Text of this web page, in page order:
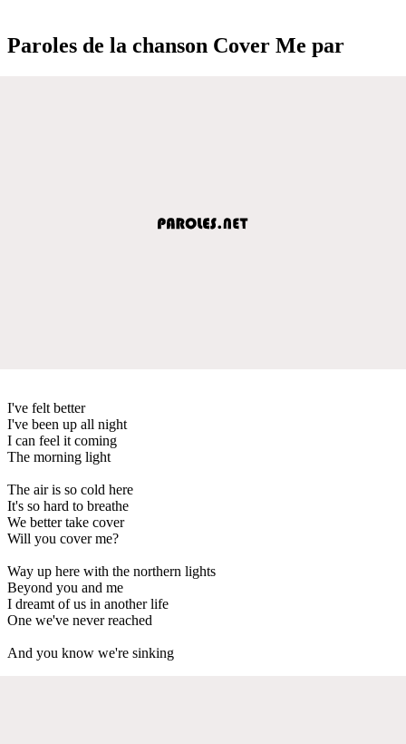
Paroles de la chanson Cover Me par
I've felt better
I've been up all night
I can feel it coming
The morning light
The air is so cold here
It's so hard to breathe
We better take cover
Will you cover me?
Way up here with the northern lights
Beyond you and me
I dreamt of us in another life
One we've never reached
And you know we're sinking